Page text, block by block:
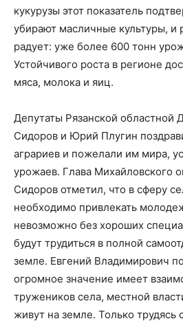
кукурузы этот показатель
убирают масличные культуры, и
радует: уже более 600 тонн
Устойчивого роста в регионе
мяса, молока и яиц.
Депутаты Рязанской областной
Сидоров и Юрий Плугин
аграриев и пожелали им мира,
урожаев. Глава Михайловского
Сидоров отметил, что в сферу
необходимо привлекать
невозможно без хороших
будут трудиться в полной
земле. Евгений Владимирович
огромное значение имеет
тружеников села, местной
живут на земле. Только